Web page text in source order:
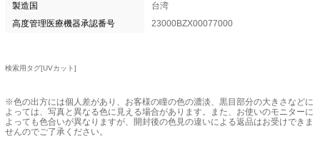
製造国
台湾
高度管理医療機器承認番号
23000BZX00077000
検索用タグ[UVカット]
※色の出方には個人差があり、お客様の瞳の色の濃淡、黒目部分の大きさなどに
よっては、写真と異なる色に見える場合があります。また、お使いのモニターに
よっても色合いが異なりますが、開封後の色見の違いによる返品はお受けできま
せんのでご了承ください。